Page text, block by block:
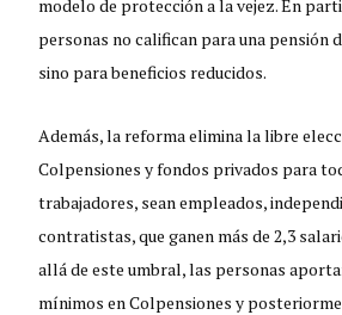
modelo de protección a la vejez. En
personas no califican para una pensión
sino para beneficios reducidos.
Además, la reforma elimina la libre
Colpensiones y fondos privados para
trabajadores, sean empleados,
contratistas, que ganen más de 2,3
allá de este umbral, las personas
mínimos en Colpensiones y